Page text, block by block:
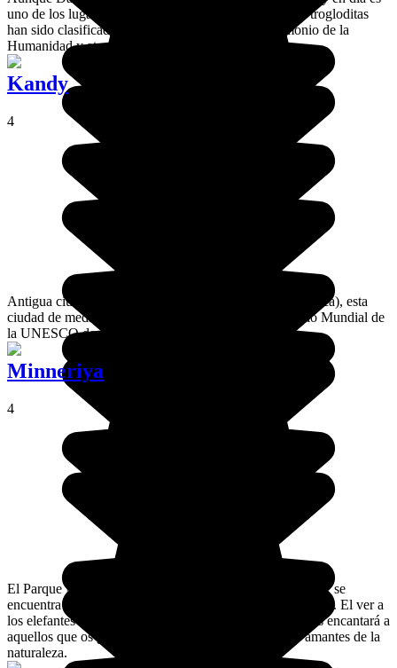
uno de los lugares más sagrados del país. Sus templos trogloditas
han sido clasificados por la UNESCO como Patrimonio de la
Humanidad y atraen a peregrinos de todo el país.
Kandy
4
Antigua ciudad colonial (portuguesa, holandesa y británica), esta
ciudad de media montaña está incluida en el Patrimonio Mundial de
la UNESCO desde 1988.
Minneriya
4
El Parque Nacional de Mineriya, reserva real de elefantes, se
encuentra en las llanuras centrales en el norte de Sri Lanka. El ver a
los elefantes moverse libremente en su espacio natural os encantará a
aquellos que os gusten los elefantes y a quienes seáis amantes de la
naturaleza.